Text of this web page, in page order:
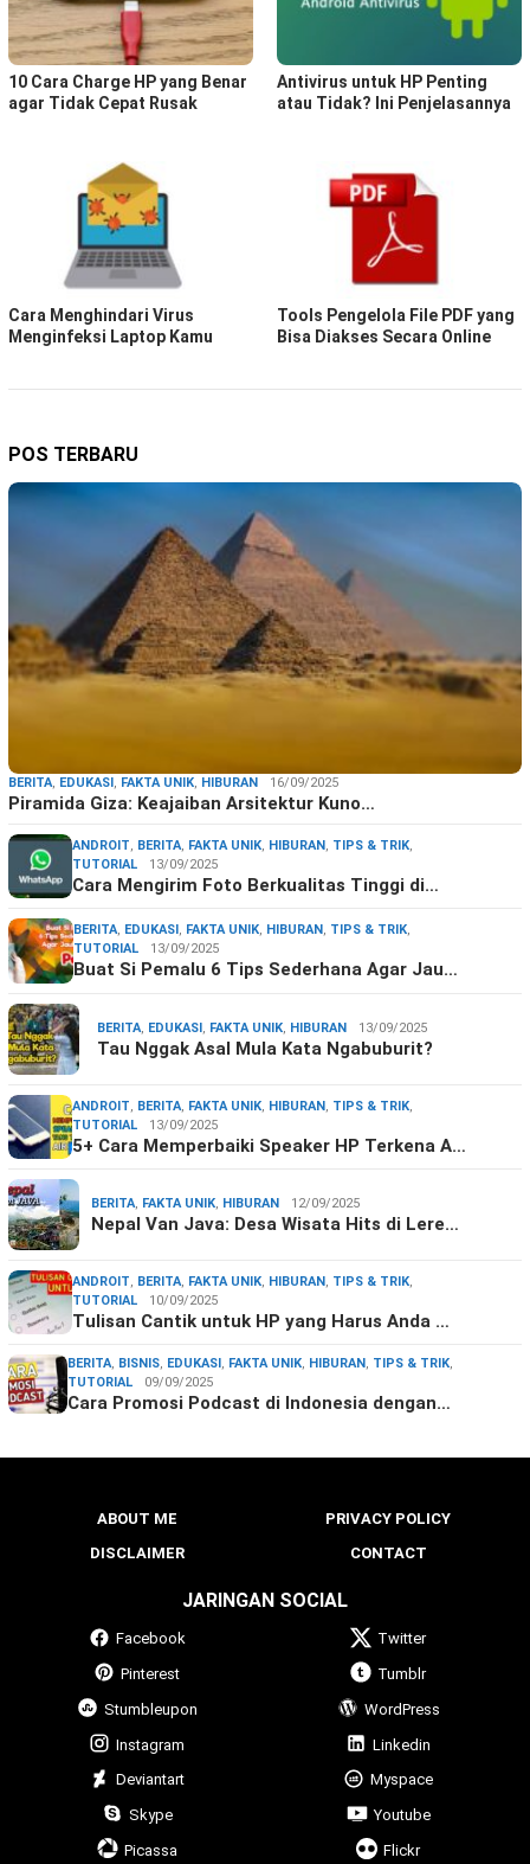
10 Cara Charge HP yang Benar
agar Tidak Cepat Rusak
Antivirus untuk HP Penting
atau Tidak? Ini Penjelasannya
Cara Menghindari Virus
Menginfeksi Laptop Kamu
Tools Pengelola File PDF yang
Bisa Diakses Secara Online
POS TERBARU
BERITA, EDUKASI , FAKTA UNIK, HIBURAN 16/09/2025
Piramida Giza: Keajaiban Arsitektur Kuno…
ANDROIT, BERITA, FAKTA UNIK, HIBURAN , TIPS & TRIK,
TUTORIAL
13/09/2025
Cara Mengirim Foto Berkualitas Tinggi di…
BERITA, EDUKASI , FAKTA UNIK, HIBURAN , TIPS & TRIK,
TUTORIAL
13/09/2025
Buat Si Pemalu 6 Tips Sederhana Agar Jau…
BERITA, EDUKASI , FAKTA UNIK, HIBURAN 13/09/2025
Tau Nggak Asal Mula Kata Ngabuburit?
ANDROIT, BERITA, FAKTA UNIK, HIBURAN , TIPS & TRIK,
TUTORIAL
13/09/2025
5+ Cara Memperbaiki Speaker HP Terkena A…
BERITA, FAKTA UNIK, HIBURAN 12/09/2025
Nepal Van Java: Desa Wisata Hits di Lere…
ANDROIT, BERITA, FAKTA UNIK, HIBURAN , TIPS & TRIK,
TUTORIAL
10/09/2025
Tulisan Cantik untuk HP yang Harus Anda …
BERITA, BISNIS, EDUKASI , FAKTA UNIK, HIBURAN , TIPS & TRIK,
TUTORIAL
09/09/2025
Cara Promosi Podcast di Indonesia dengan…
ABOUT ME
PRIVACY POLICY
DISCLAIMER
CONTACT
JARINGAN SOCIAL
Facebook
Twitter
Pinterest
Tumblr
Stumbleupon
WordPress
Instagram
Linkedin
Deviantart
Myspace
Skype
Youtube
Picassa
Flickr